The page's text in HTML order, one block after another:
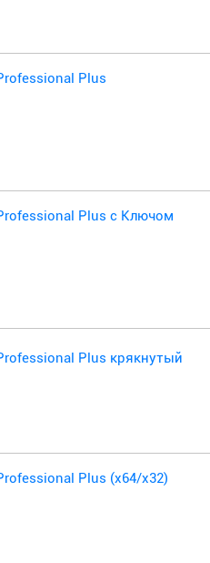
Plus
Plus с Ключом
Plus крякнутый
Plus (x64/x32)